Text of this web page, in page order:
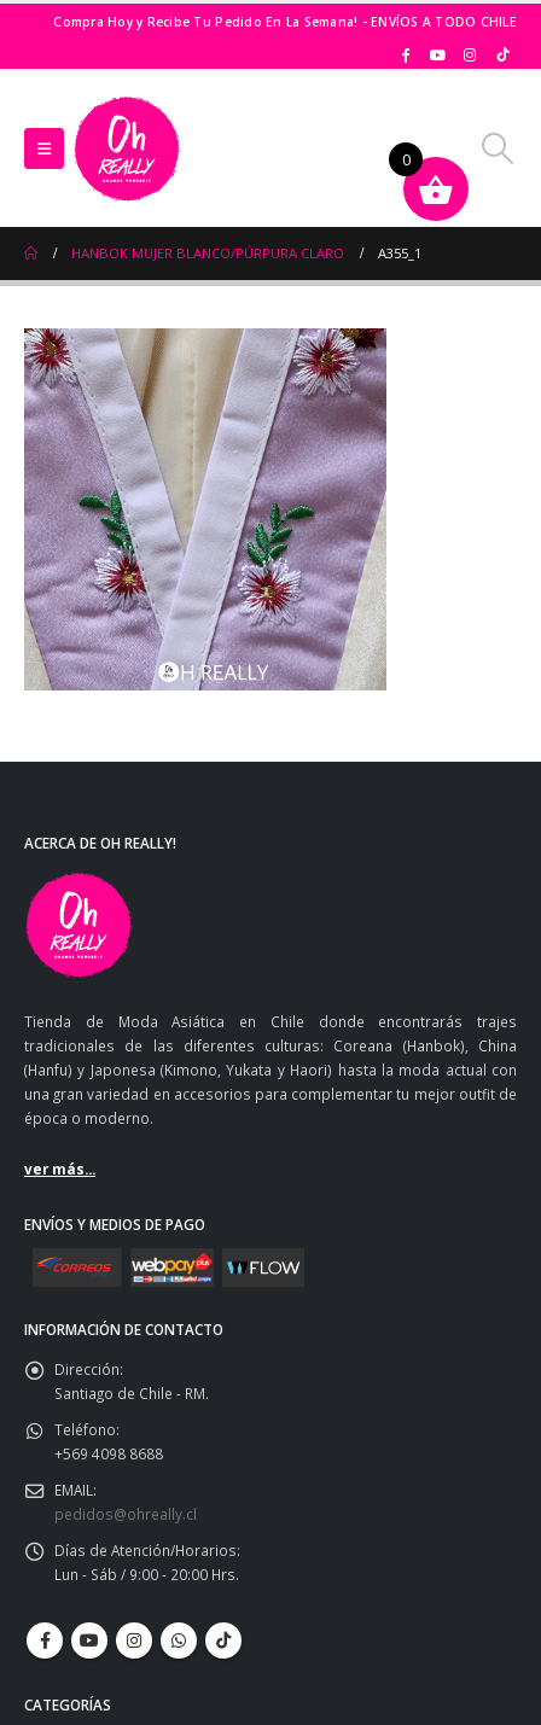
Compra Hoy y Recibe Tu Pedido En La Semana! - ENVÍOS A TODO CHILE
HANBOK MUJER BLANCO/PÚRPURA CLARO A355_1
ACERCA DE OH REALLY!
Tienda de Moda Asiática en Chile donde encontrarás trajes
tradicionales de las diferentes culturas: Coreana (Hanbok), China
(Hanfu) y Japonesa (Kimono, Yukata y Haori) hasta la moda actual con
una gran variedad en accesorios para complementar tu mejor outfit de
época o moderno.
ver más...
ENVÍOS Y MEDIOS DE PAGO
INFORMACIÓN DE CONTACTO
Dirección:
Santiago de Chile - RM.
Teléfono:
+569 4098 8688
EMAIL:
pedidos@ohreally.cl
Días de Atención/Horarios:
Lun - Sáb / 9:00 - 20:00 Hrs.
CATEGORÍAS
0